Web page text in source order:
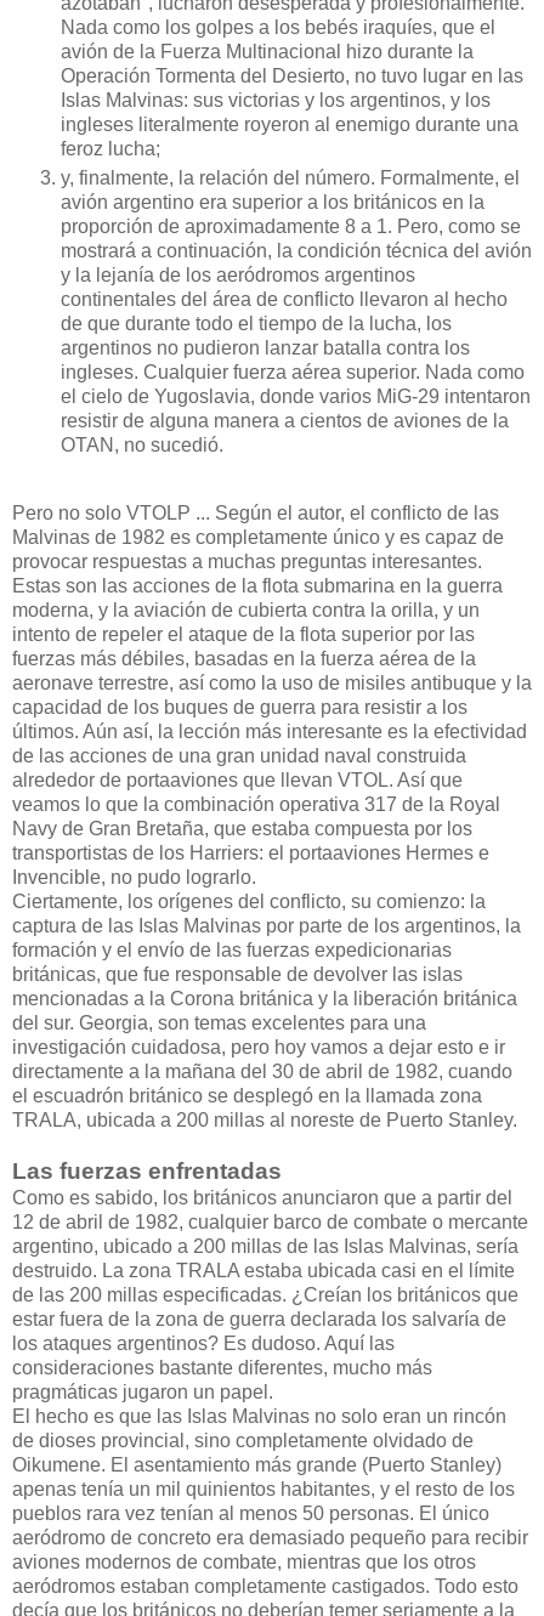
Nada como los golpes a los bebés iraquíes, que el
avión de la Fuerza Multinacional hizo durante la
Operación Tormenta del Desierto, no tuvo lugar en las
Islas Malvinas: sus victorias y los argentinos, y los
ingleses literalmente royeron al enemigo durante una
feroz lucha;
y, finalmente, la relación del número. Formalmente, el
avión argentino era superior a los británicos en la
proporción de aproximadamente 8 a 1. Pero, como se
mostrará a continuación, la condición técnica del avión
y la lejanía de los aeródromos argentinos
continentales del área de conflicto llevaron al hecho
de que durante todo el tiempo de la lucha, los
argentinos no pudieron lanzar batalla contra los
ingleses. Cualquier fuerza aérea superior. Nada como
el cielo de Yugoslavia, donde varios MiG-29 intentaron
resistir de alguna manera a cientos de aviones de la
OTAN, no sucedió.
Pero no solo VTOLP ... Según el autor, el conflicto de las
Malvinas de 1982 es completamente único y es capaz de
provocar respuestas a muchas preguntas interesantes.
Estas son las acciones de la flota submarina en la guerra
moderna, y la aviación de cubierta contra la orilla, y un
intento de repeler el ataque de la flota superior por las
fuerzas más débiles, basadas en la fuerza aérea de la
aeronave terrestre, así como la uso de misiles antibuque y la
capacidad de los buques de guerra para resistir a los
últimos. Aún así, la lección más interesante es la efectividad
de las acciones de una gran unidad naval construida
alrededor de portaaviones que llevan VTOL. Así que
veamos lo que la combinación operativa 317 de la Royal
Navy de Gran Bretaña, que estaba compuesta por los
transportistas de los Harriers: el portaaviones Hermes e
Invencible, no pudo lograrlo.
Ciertamente, los orígenes del conflicto, su comienzo: la
captura de las Islas Malvinas por parte de los argentinos, la
formación y el envío de las fuerzas expedicionarias
británicas, que fue responsable de devolver las islas
mencionadas a la Corona británica y la liberación británica
del sur. Georgia, son temas excelentes para una
investigación cuidadosa, pero hoy vamos a dejar esto e ir
directamente a la mañana del 30 de abril de 1982, cuando
el escuadrón británico se desplegó en la llamada zona
TRALA, ubicada a 200 millas al noreste de Puerto Stanley.
Las fuerzas enfrentadas
Como es sabido, los británicos anunciaron que a partir del
12 de abril de 1982, cualquier barco de combate o mercante
argentino, ubicado a 200 millas de las Islas Malvinas, sería
destruido. La zona TRALA estaba ubicada casi en el límite
de las 200 millas especificadas. ¿Creían los británicos que
estar fuera de la zona de guerra declarada los salvaría de
los ataques argentinos? Es dudoso. Aquí las
consideraciones bastante diferentes, mucho más
pragmáticas jugaron un papel.
El hecho es que las Islas Malvinas no solo eran un rincón
de dioses provincial, sino completamente olvidado de
Oikumene. El asentamiento más grande (Puerto Stanley)
apenas tenía un mil quinientos habitantes, y el resto de los
pueblos rara vez tenían al menos 50 personas. El único
aeródromo de concreto era demasiado pequeño para recibir
aviones modernos de combate, mientras que los otros
aeródromos estaban completamente castigados. Todo esto
decía que los británicos no deberían temer seriamente a la